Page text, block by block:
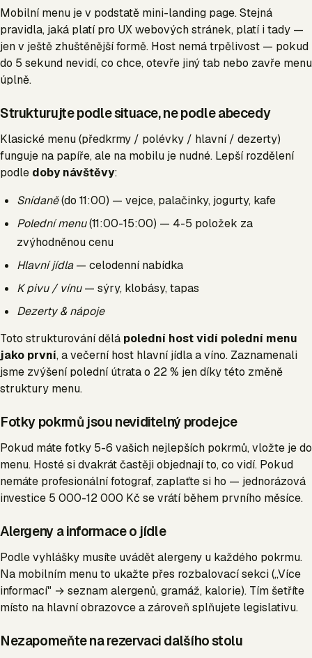
Mobilní menu je v podstatě mini-landing page. Stejná
pravidla, jaká platí pro UX webových stránek, platí i tady —
jen v ještě zhuštěnější formě. Host nemá trpělivost — pokud
do 5 sekund nevidí, co chce, otevře jiný tab nebo zavře menu
úplně.
Strukturujte podle situace, ne podle abecedy
Klasické menu (předkrmy / polévky / hlavní / dezerty)
funguje na papíře, ale na mobilu je nudné. Lepší rozdělení
podle doby návštěvy:
Snídaně(do 11:00) — vejce, palačinky, jogurty, kafe
Polední menu(11:00-15:00) — 4-5 položek za
zvýhodněnou cenu
Hlavní jídla— celodenní nabídka
K pivu / vínu— sýry, klobásy, tapas
Dezerty & nápoje
Toto strukturování dělá polední host vidí polední menu
jako první, a večerní host hlavní jídla a víno. Zaznamenali
jsme zvýšení polední útrata o 22 % jen díky této změně
struktury menu.
Fotky pokrmů jsou neviditelný prodejce
Pokud máte fotky 5-6 vašich nejlepších pokrmů, vložte je do
menu. Hosté si dvakrát častěji objednají to, co vidí. Pokud
nemáte profesionální fotograf, zaplaťte si ho — jednorázová
investice 5 000-12 000 Kč se vrátí během prvního měsíce.
Alergeny a informace o jídle
Podle vyhlášky musíte uvádět alergeny u každého pokrmu.
Na mobilním menu to ukažte přes rozbalovací sekci („Více
informací" → seznam alergenů, gramáž, kalorie). Tím šetříte
místo na hlavní obrazovce a zároveň splňujete legislativu.
Nezapomeňte na rezervaci dalšího stolu